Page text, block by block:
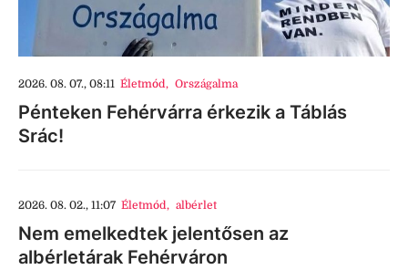
2026. 08. 07., 08:11 Életmód, Országalma
Pénteken Fehérvárra érkezik a Táblás
Srác!
2026. 08. 02., 11:07 Életmód, albérlet
Nem emelkedtek jelentősen az
albérletárak Fehérváron